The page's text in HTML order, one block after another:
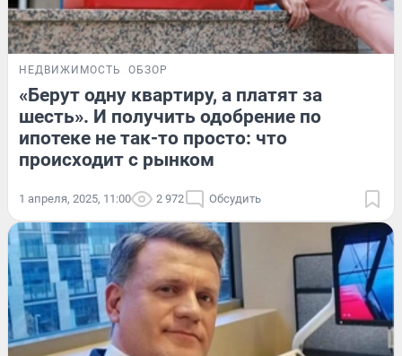
НЕДВИЖИМОСТЬ ОБЗОР
«Берут одну квартиру, а платят за
шесть». И получить одобрение по
ипотеке не так-то просто: что
происходит с рынком
1 апреля, 2025, 11:00 2 972 Обсудить